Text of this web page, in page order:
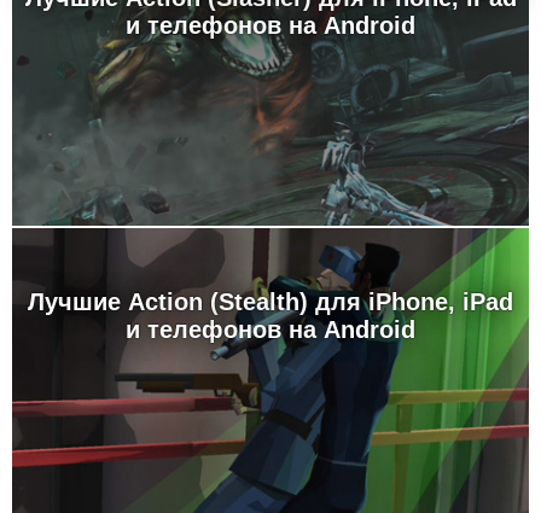
и телефонов на Android
Лучшие Action (Stealth) для iPhone, iPad
и телефонов на Android